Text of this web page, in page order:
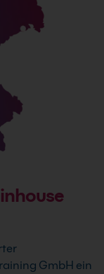
GmbH ein